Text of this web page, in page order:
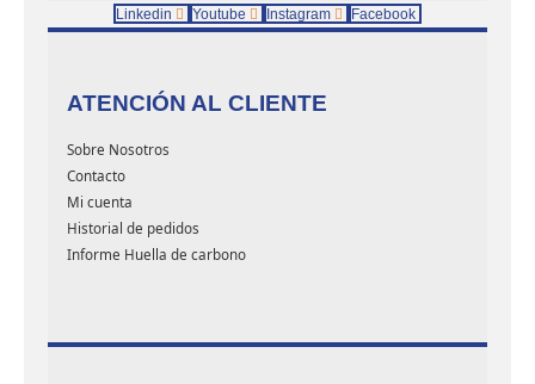
Linkedin Youtube Instagram Facebook
ATENCIÓN AL CLIENTE
Sobre Nosotros
Contacto
Mi cuenta
Historial de pedidos
Informe Huella de carbono